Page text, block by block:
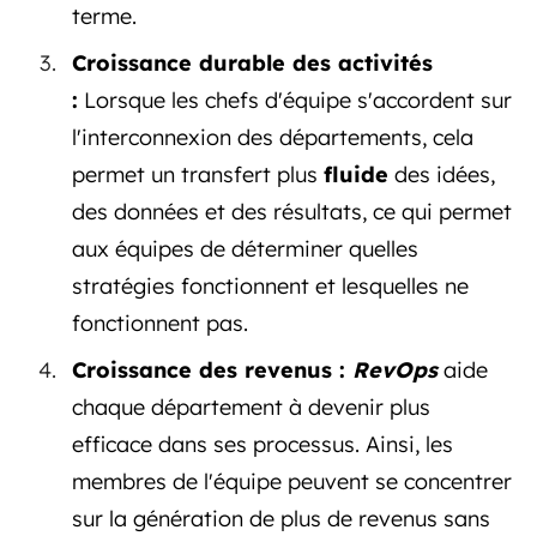
terme.
Croissance durable des activités
: Lorsque les chefs d'équipe s'accordent sur
l'interconnexion des départements, cela
permet un transfert plus fluide des idées,
des données et des résultats, ce qui permet
aux équipes de déterminer quelles
stratégies fonctionnent et lesquelles ne
fonctionnent pas.
Croissance des revenus : RevOpsaide
chaque département à devenir plus
efficace dans ses processus. Ainsi, les
membres de l'équipe peuvent se concentrer
sur la génération de plus de revenus sans